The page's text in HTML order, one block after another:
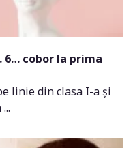
6… cobor la prima
linie din clasa I-a și